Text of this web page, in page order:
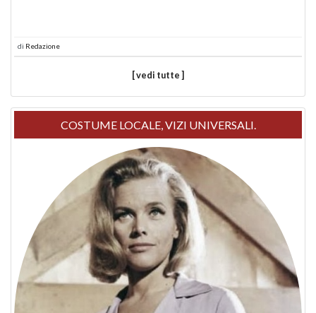
di Redazione
[ vedi tutte ]
COSTUME LOCALE, VIZI UNIVERSALI.